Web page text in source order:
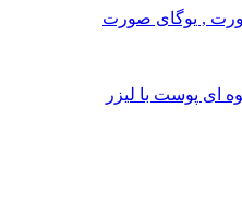
ای پوست با لیزر